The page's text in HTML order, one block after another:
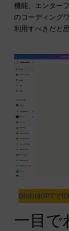
機能、エンター
のコーディング
利用すべきだと
GlobalGPTで
一目で